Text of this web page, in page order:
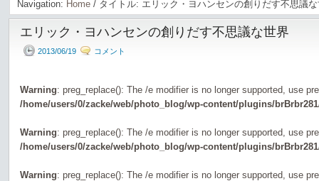
Navigation: Home / タイトル: エリック・ヨハンセンの創りだす不思議
エリック・ヨハンセンの創りだす不思議な世界
2013/06/19 コメント
Warning: preg_replace(): The /e modifier is no longer supported, use
/home/users/0/zacke/web/photo_blog/wp-content/plugins/
Warning: preg_replace(): The /e modifier is no longer supported, use
/home/users/0/zacke/web/photo_blog/wp-content/plugins/
Warning: preg_replace(): The /e modifier is no longer supported, use